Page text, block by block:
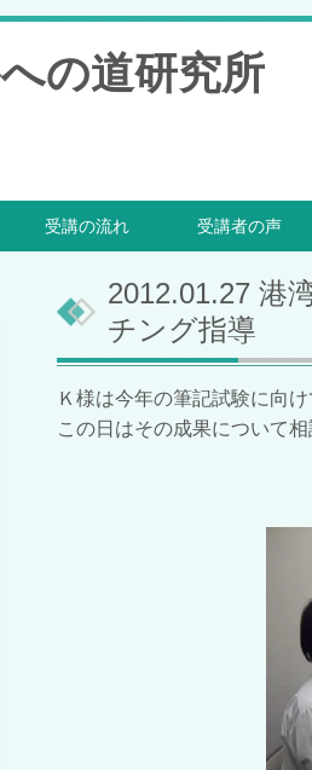
の道研究所
受講の流れ 受講者の声
2012.01.27 港
チング指導
Ｋ様は今年の筆記試験に向
この日はその成果について相